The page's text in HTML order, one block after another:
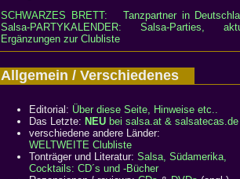
SCHWARZES BRETT:
Tanzpartner in
Salsa-PARTYKALENDER: Salsa-Parties,
Ergänzungen zur Clubliste
Allgemein / Verschiedenes
Editorial: Über diese Seite, Hinweise etc..
Das Letzte: NEU bei salsa.at & salsatecas.de
verschiedene andere Länder:
WELTWEITE Clubliste
Tonträger und Literatur: Salsa, Südamerika,
Cocktails: CD´s und -Bücher